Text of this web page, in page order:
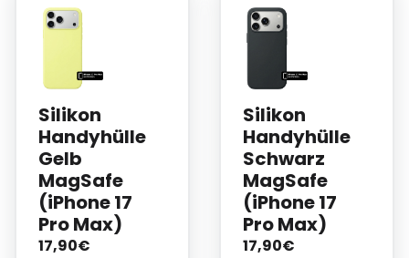
Silikon
Handyhülle
Gelb
MagSafe
(iPhone 17
Pro Max)
17,90€
Silikon
Handyhülle
Schwarz
MagSafe
(iPhone 17
Pro Max)
17,90€